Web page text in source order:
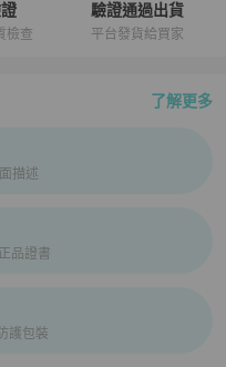
檢查
驗證通過出貨
平台發貨給買家
了解更多
驗流程介紹
描述
品證書
護包裝